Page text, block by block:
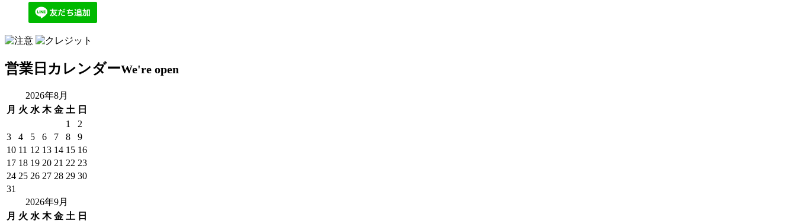
営業日カレンダーWe're open
2026年8月
月 火 水 木 金 土 日
1
2
3
4 5 6 7 8
9
10 11 12 13 14 15 16
17 18 19 20 21 22 23
24 25 26 27 28 29 30
31
2026年9月
月 火 水 木 金 土 日